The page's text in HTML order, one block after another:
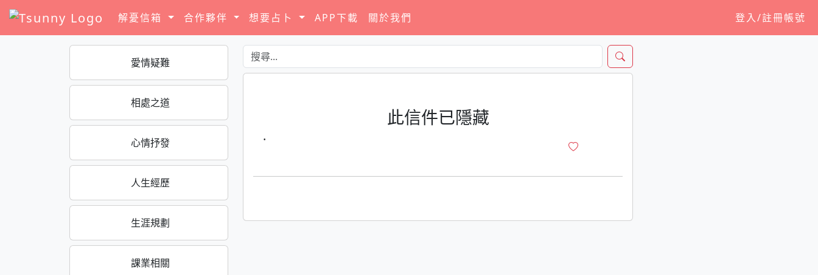
解憂信箱 合作夥伴 想要占卜 APP下載 關於我們 登入/註冊帳號
愛情疑難
相處之道
心情抒發
人生經歷
生涯規劃
課業相關
此信件已隱藏
·